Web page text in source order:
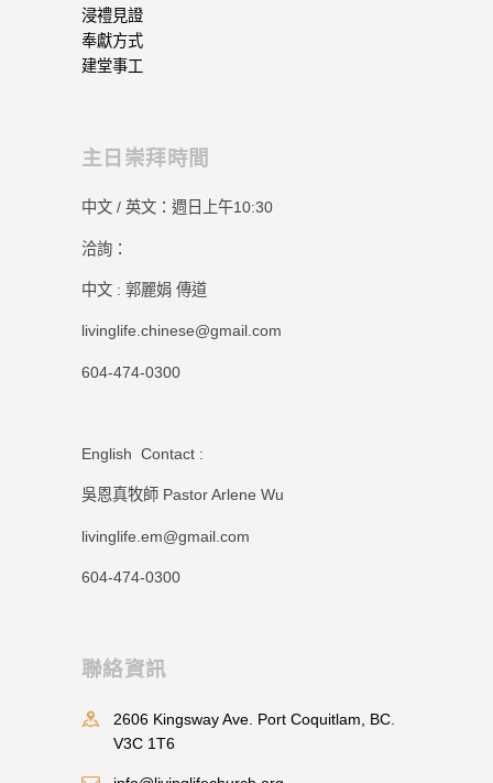
浸禮見證
奉獻方式
建堂事工
主日崇拜時間
中文 / 英文：週日上午10:30
洽詢：
中文 : 郭麗娟 傳道
livinglife.chinese@gmail.com
604-474-0300
English Contact :
吳恩真牧師 Pastor Arlene Wu
livinglife.em@gmail.com
604-474-0300
聯絡資訊
2606 Kingsway Ave. Port Coquitlam, BC.
V3C 1T6